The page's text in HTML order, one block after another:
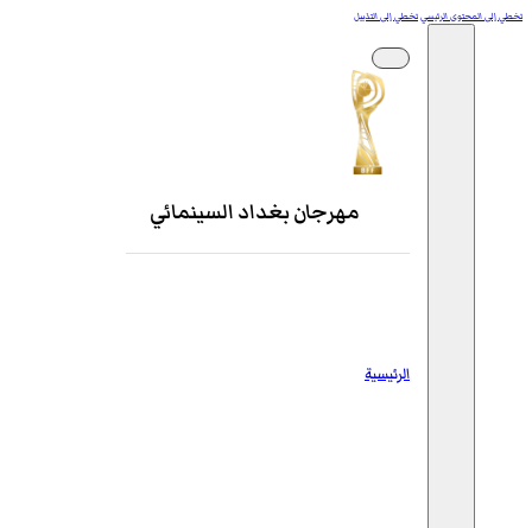
تخطي إلى المحتوى الرئيسيتخطي إلى التذييل
مهرجان بغداد السينمائي
الرئيسية